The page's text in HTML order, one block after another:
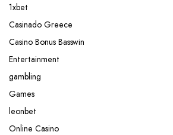
1xbet
Casinado Greece
Casino Bonus Basswin
Entertainment
gambling
Games
leonbet
Online Casino